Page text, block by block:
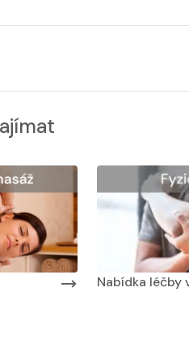
Nabídka masáží
Nabídka léčby